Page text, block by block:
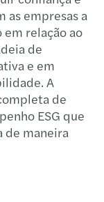
as empresas a
relação ao
de
e em
A
de
ESG que
de maneira